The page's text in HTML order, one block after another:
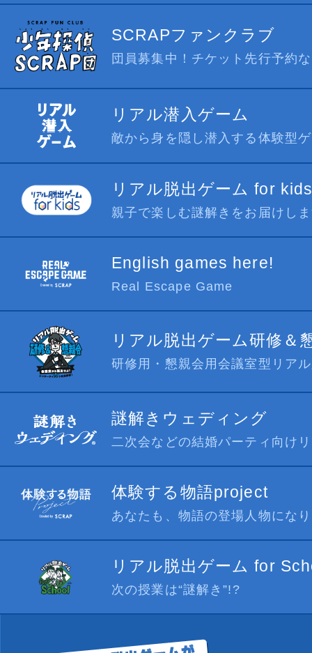
SCRAPファンクラブ
団員募集中！チケット先行予約
リアル潜入ゲーム
敵から身を隠し潜入する体験型
リアル脱出ゲーム for
親子で楽しむ謎解きをお届けし
English games here!
Real Escape Game
リアル脱出ゲーム研修＆
研修用・懇親会用会議室型リア
謎解きウェディング
二次会などの結婚パーティ向け
体験する物語project
あなたも、物語の登場人物にな
リアル脱出ゲーム for
次の授業は“謎解き”!?